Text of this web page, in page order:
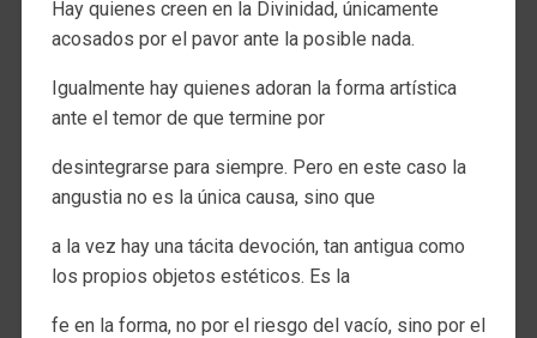
Hay quienes creen en la Divinidad, únicamente
acosados por el pavor ante la posible nada.
Igualmente hay quienes adoran la forma artística
ante el temor de que termine por
desintegrarse para siempre. Pero en este caso la
angustia no es la única causa, sino que
a la vez hay una tácita devoción, tan antigua como
los propios objetos estéticos. Es la
fe en la forma, no por el riesgo del vacío, sino por el